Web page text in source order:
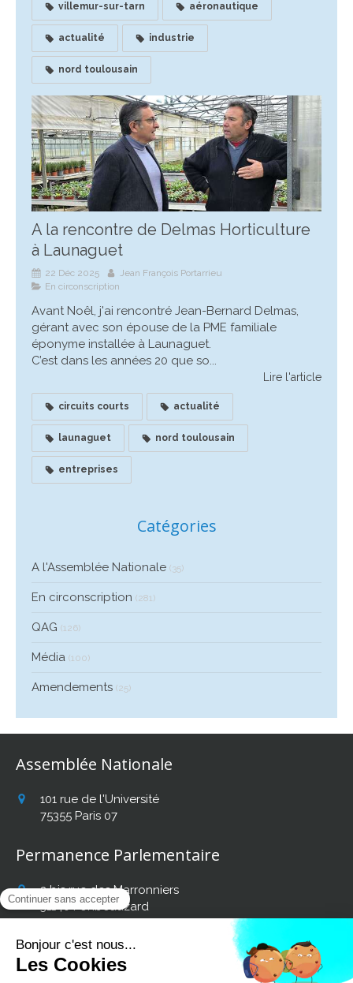
villemur-sur-tarn aéronautique
actualité industrie
nord toulousain
A la rencontre de Delmas Horticulture
à Launaguet
22 Déc 2025
Jean François Portarrieu
En circonscription
Avant Noêl, j'ai rencontré Jean-Bernard Delmas,
gérant avec son épouse de la PME familiale
éponyme installée à Launaguet.
C’est dans les années 20 que so...
Lire l'article
circuits courts actualité
launaguet nord toulousain
entreprises
Catégories
A l'Assemblée Nationale (35)
En circonscription (281)
QAG (126)
Média (100)
Amendements (25)
Assemblée Nationale
101 rue de l'Université
75355 Paris 07
Permanence Parlementaire
2 bis rue des Marronniers
31140 Fonbeauzard
Retrouvez mon actualité